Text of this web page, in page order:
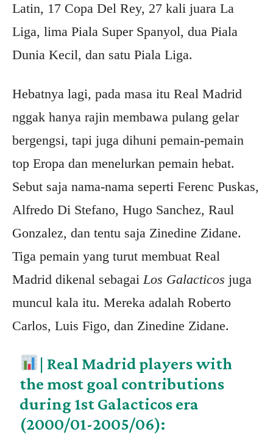
Latin, 17 Copa Del Rey, 27 kali juara La
Liga, lima Piala Super Spanyol, dua Piala
Dunia Kecil, dan satu Piala Liga.
Hebatnya lagi, pada masa itu Real Madrid
nggak hanya rajin membawa pulang gelar
bergengsi, tapi juga dihuni pemain-pemain
top Eropa dan menelurkan pemain hebat.
Sebut saja nama-nama seperti Ferenc Puskas,
Alfredo Di Stefano, Hugo Sanchez, Raul
Gonzalez, dan tentu saja Zinedine Zidane.
Tiga pemain yang turut membuat Real
Madrid dikenal sebagaiLos Galacticos juga
muncul kala itu. Mereka adalah Roberto
Carlos, Luis Figo, dan Zinedine Zidane.
| Real Madrid players with
the most goal contributions
during 1st Galacticos era
(2000/01-2005/06):